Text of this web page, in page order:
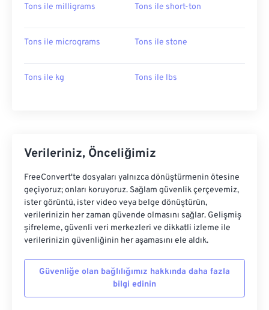
Tons ile milligrams Tons ile short-ton
Tons ile micrograms Tons ile stone
Tons ile kg Tons ile lbs
Verileriniz, Önceliğimiz
FreeConvert'te dosyaları yalnızca dönüştürmenin ötesine
geçiyoruz; onları koruyoruz. Sağlam güvenlik çerçevemiz,
ister görüntü, ister video veya belge dönüştürün,
verilerinizin her zaman güvende olmasını sağlar. Gelişmiş
şifreleme, güvenli veri merkezleri ve dikkatli izleme ile
verilerinizin güvenliğinin her aşamasını ele aldık.
Güvenliğe olan bağlılığımız hakkında daha fazla
bilgi edinin